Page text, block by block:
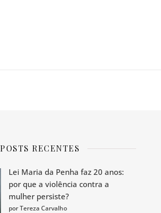
POSTS RECENTES
Lei Maria da Penha faz 20 anos:
por que a violência contra a
mulher persiste?
por Tereza Carvalho